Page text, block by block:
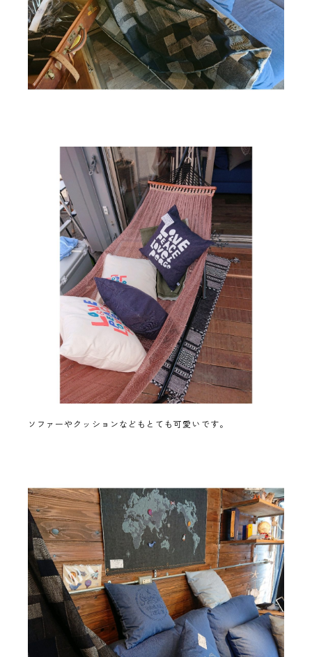
ソファーやクッションなどもとても可愛いです。